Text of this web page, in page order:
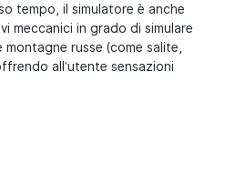
tempo, il simulatore è anche
meccanici in grado di simulare
russe (come salite,
all'utente sensazioni